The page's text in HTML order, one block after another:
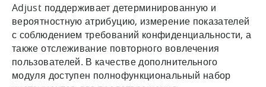
Adjust поддерживает детерминированную и
вероятностную атрибуцию, измерение показателей
с соблюдением требований конфиденциальности, а
также отслеживание повторного вовлечения
пользователей. В качестве дополнительного
модуля доступен полнофункциональный набор